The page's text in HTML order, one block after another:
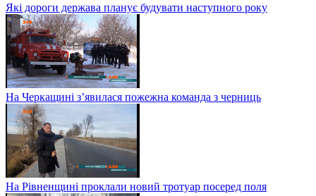
Які дороги держава планує будувати наступного року
На Черкащині з’явилася пожежна команда з черниць
На Рівненщині проклали новий тротуар посеред поля